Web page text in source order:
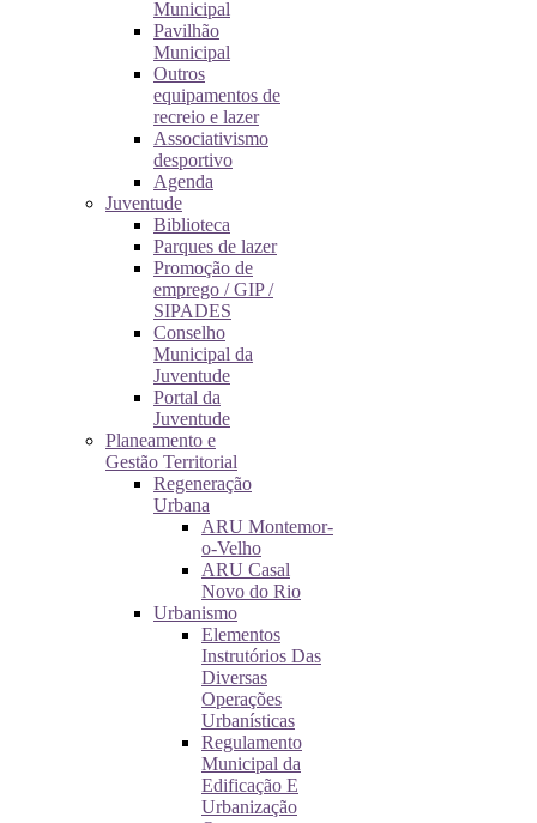
Municipal
Pavilhão
Municipal
Outros
equipamentos de
recreio e lazer
Associativismo
desportivo
Agenda
Juventude
Biblioteca
Parques de lazer
Promoção de
emprego / GIP /
SIPADES
Conselho
Municipal da
Juventude
Portal da
Juventude
Planeamento e
Gestão Territorial
Regeneração
Urbana
ARU Montemor-
o-Velho
ARU Casal
Novo do Rio
Urbanismo
Elementos
Instrutórios Das
Diversas
Operações
Urbanísticas
Regulamento
Municipal da
Edificação E
Urbanização